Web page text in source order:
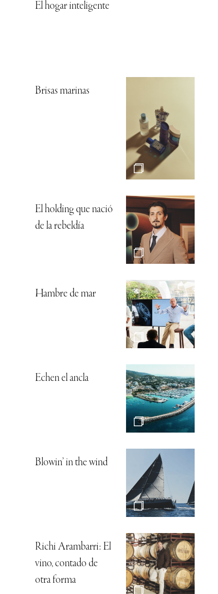
El hogar inteligente
Brisas marinas
El holding que nació
de la rebeldía
Hambre de mar
Echen el ancla
Blowin’ in the wind
Richi Arambarri: El
vino, contado de
otra forma